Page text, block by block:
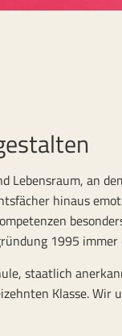
Lebensraum, an
hinaus
1995 immer
staatlich
Klasse. Wir